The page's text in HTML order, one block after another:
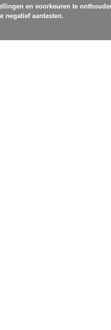
en voorkeuren te
negatief aantasten.